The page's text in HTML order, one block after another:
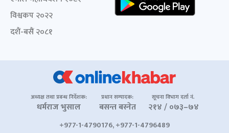
विश्वकप २०२२
दशैं-बसैं २०८१
अध्यक्ष तथा प्रबन्ध निर्देशक:
धर्मराज भुसाल
प्रधान सम्पादक:
बसन्त बस्नेत
सूचना विभाग दर्ता नं.
२१४ / ०७३–७४
+977-1-4790176, +977-1-4796489